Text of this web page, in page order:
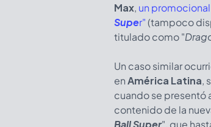
Max, un
Super"(tampoco
titulado como "
Un caso similar
enAmérica Latina,
cuando se presentó
contenido de la
Ball Super", que